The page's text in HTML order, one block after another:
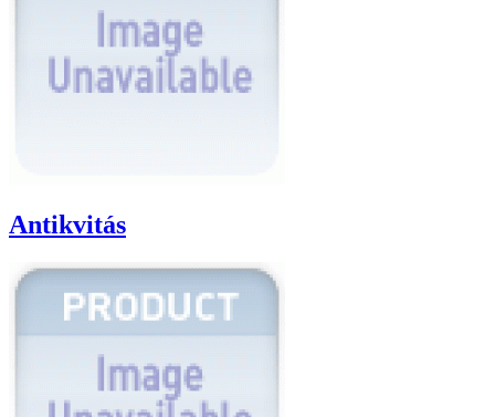
Antikvitás